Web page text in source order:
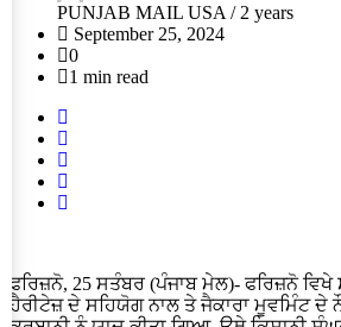
PUNJAB MAIL USA / 2 years
September 25, 2024
0
1 min read
ਫਰਿਜ਼ਨੋ, 25 ਸਤੰਬਰ (ਪੰਜਾਬ ਮੇਲ)- ਫਰਿਜ਼ਨੋ
ਹੈਰੀਟੇਜ਼ ਦੇ ਸਹਿਯੋਗ ਨਾਲ ਤੇ ਜੈਕਾਰਾ ਮੂਵਮਿੰਟ